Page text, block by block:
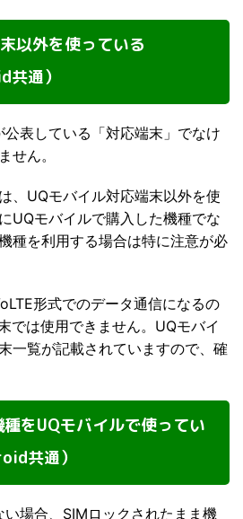
以外を使っている
共通）
表している「対応端末」でなけ
せん。
、UQモバイル対応端末以外を使
UQモバイルで購入した機種でな
種を利用する場合は特に注意が必
形式でのデータ通信になるの
では使用できません。UQモバイ
一覧が記載されていますので、確
をUQモバイルで使ってい
共通）
場合、SIMロックされたまま機